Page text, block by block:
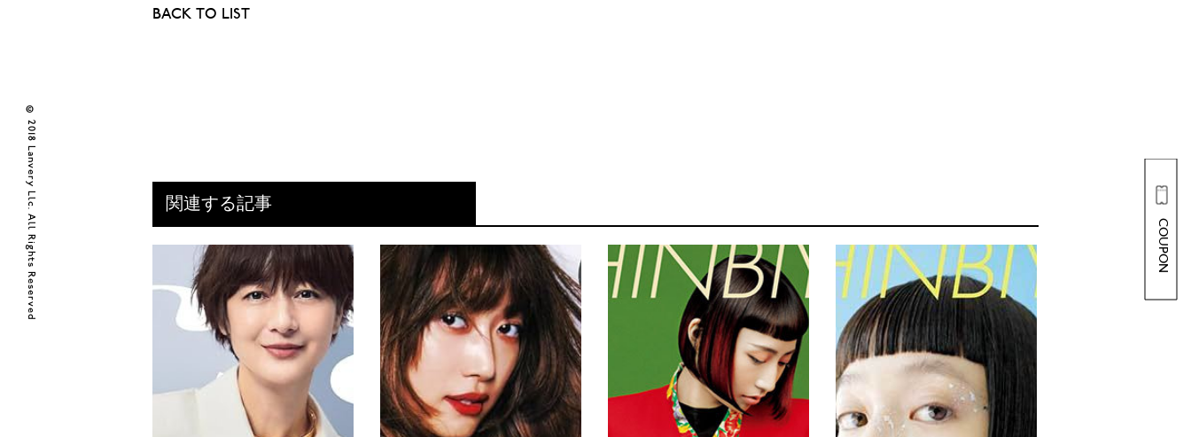
BACK TO LIST
関連する記事
COUPON
© 2018 Lanvery Llc. All Rights Reserved